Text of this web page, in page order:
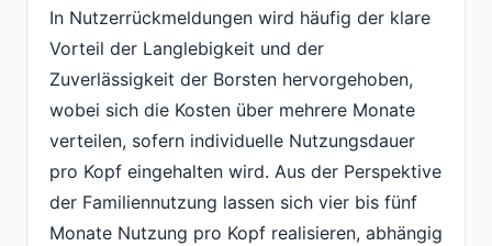
In Nutzerrückmeldungen wird häufig der klare
Vorteil der Langlebigkeit und der
Zuverlässigkeit der Borsten hervorgehoben,
wobei sich die Kosten über mehrere Monate
verteilen, sofern individuelle Nutzungsdauer
pro Kopf eingehalten wird. Aus der Perspektive
der Familiennutzung lassen sich vier bis fünf
Monate Nutzung pro Kopf realisieren, abhängig